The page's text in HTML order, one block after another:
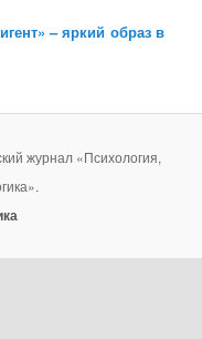
– яркий образ в
журнал «Психология,